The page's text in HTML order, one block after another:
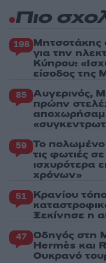
Πιο
198 Μητσοτάκης
για την
Κύπρου:
είσοδος της
85 Αυγερινός,
πρώην
59 Το πολωμένο
τις φωτιές
ισχυρότερα
χρόνων»
51 Κρανίου
Ξεκίνησε η
47 Οδηγός στη
Hermès και
Ουκρανό